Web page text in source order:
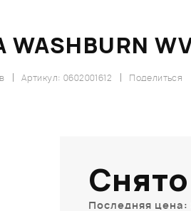
Поделиться
Артикул: 0602001612
Последняя цена: